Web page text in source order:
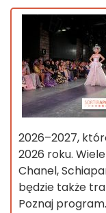
2026–2027,
2026 roku.
Chanel,
będzie także
Poznaj program.